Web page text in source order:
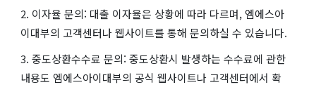
2. 이자율 문의: 대출 이자율은 상황에 따라 다르며, 엠에스아
이대부의 고객센터나 웹사이트를 통해 문의하실 수 있습니다.
3. 중도상환수수료 문의: 중도상환시 발생하는 수수료에 관한
내용도 엠에스아이대부의 공식 웹사이트나 고객센터에서 확